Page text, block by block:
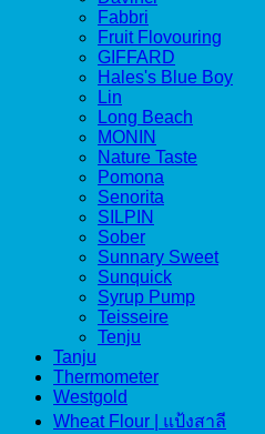
Fabbri
Fruit Flovouring
GIFFARD
Hales's Blue Boy
Lin
Long Beach
MONIN
Nature Taste
Pomona
Senorita
SILPIN
Sober
Sunnary Sweet
Sunquick
Syrup Pump
Teisseire
Tenju
Tanju
Thermometer
Westgold
Wheat Flour | แป้งสาลี